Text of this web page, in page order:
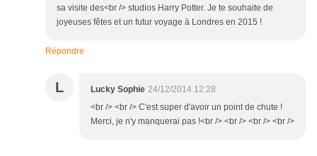
sa visite des<br /> studios Harry Potter. Je te souhaite de
joyeuses fêtes et un futur voyage à Londres en 2015 !
Répondre
L Lucky Sophie 24/12/2014 12:28
<br /> <br /> C'est super d'avoir un point de chute !
Merci, je n'y manquerai pas !<br /> <br /> <br /> <br />